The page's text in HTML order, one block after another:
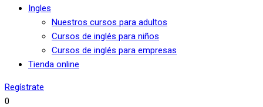
Ingles
Nuestros cursos para adultos
Cursos de inglés para niños
Cursos de inglés para empresas
Tienda online
Regístrate
0